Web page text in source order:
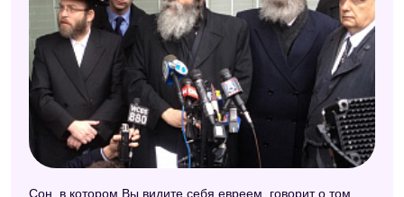
Сон, в котором Вы видите себя евреем, говорит о том,